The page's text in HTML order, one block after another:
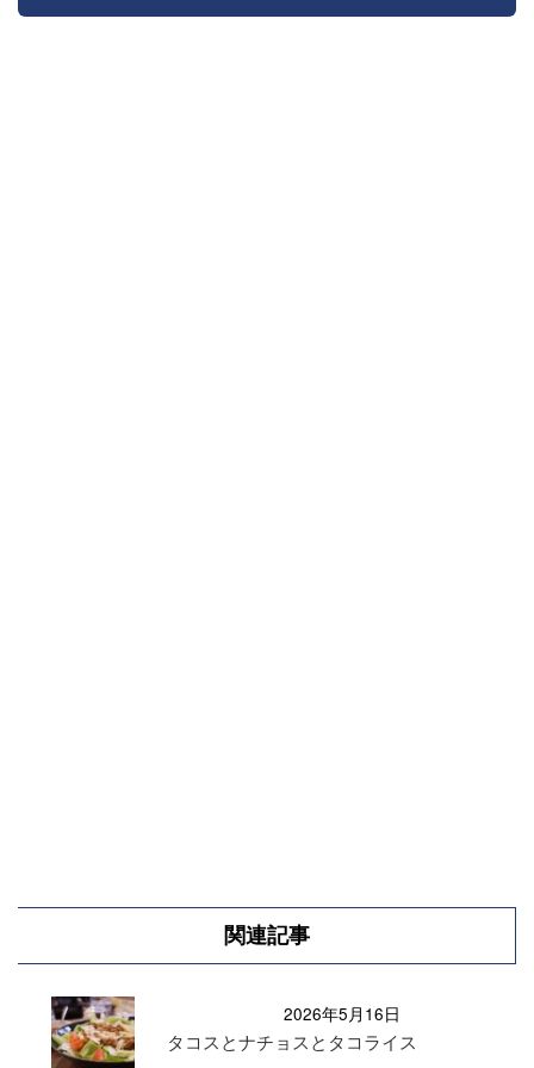
関連記事
2026年5月16日
タコスとナチョスとタコライス